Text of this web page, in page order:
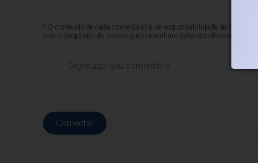
* O conteúdo de cada comentário é de responsabilidade de quem
com o propósito do site ou que contenham palavras ofensivas.
Comentar